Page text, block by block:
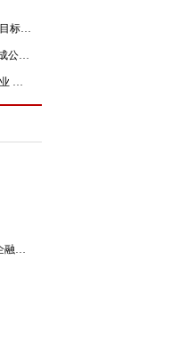
国家发展改革委等三部门有序推进家电回收目标责任制行动
工信部：第四批专精特新“小巨人”企业已完成公示，民营企业占84%
国家发展改革委等部门印发《养老托育服务业 纾困扶持若干政策措施》的通知
八部门印发《通知》 25条具体措施破解民企融资难题